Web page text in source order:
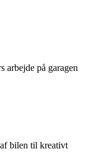
arbejde på garagen
bilen til kreativt